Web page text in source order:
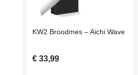
KW2 Broodmes – Aichi Wave
€ 33,99